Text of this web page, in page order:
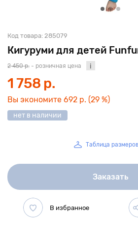
Кигуруми для детей
Код товара: 285079
2 450 р. - розничная цена
1 758 р.
Вы экономите 692 р. (29 %)
нет в наличии
Таблица размеров
Заказать